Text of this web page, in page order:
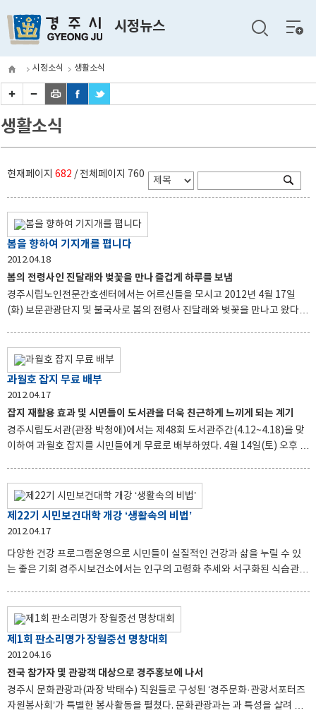
시정뉴스
전체
메뉴
시정소식 생활소식
생활소식
현재페이지 682 / 전체페이지 760
봄을 향하여 기지개를 폅니다
2012.04.18
봄의 전령사인 진달래와 벚꽃을 만나 즐겁게 하루를 보냄
경주시립노인전문간호센터에서는 어르신들을 모시고 2012년 4월 17일
(화) 보문관광단지 및 불국사로 봄의 전령사 진달래와 벚꽃을 만나고 왔다.
가 되기 위하여 간호센터 직원과 평소에 봉사하시던 자원봉사자들과 함께
나들이를 다녀왔다. 모든 어르신들이 치매나 중풍 등으로 몸이 불편하시나
자원봉사자들과 직원들이 손발이 되여 한분 한분을 안전하게 모시도록 하였
마음의 문을 환하게 열어드렸다. 평소에 몸이 불편하여 나들이나 문화탐방
의 기회가 부족하여 늘 소외된 마음으로 생활하시다가 이번 자원봉
과월호 잡지 무료 배부
2012.04.17
잡지 재활용 효과 및 시민들이 도서관을 더욱 친근하게 느끼게 되는 계기
경주시립도서관(관장 박청애)에서는 제48회 도서관주간(4.12~4.18)을 맞
이하여 과월호 잡지를 시민들에게 무료로 배부하였다. 4월 14일(토) 오후 2
선착순으로 배부하였다. 무료로 배부된 잡지는 2010년도 발행된 잡지로 개
똥이네놀이터, 어린이과학동아, 생각쟁이, 월간 산, 자전거생활 등 다양한
분야로 99종 1,188권이다. 행사에 참여한 시민들은 어린이잡지와 외국어관
에서는 이번 행사가 잡지를 재활용하는 효과를 얻고, 자료나눔을 통해 시민
들이 도서관을 더욱 친근하게 느끼
제22기 시민보건대학 개강 ‘생활속의 비법’
2012.04.17
다양한 건강 프로그램운영으로 시민들이 실질적인 건강과 삶을 누릴 수 있
는 좋은 기회 경주시보건소에서는 인구의 고령화 추세와 서구화된 식습관의
졌다. 지난 2005년 개강한 이래 지역 주민의 높은 호응과 많은 참여를 얻고
있는데 건강관련전문교수를 초빙해 시민들에게 전문적인 보건교육을 통한
건강생활실천에 크게 기여하고 있다. 이 프로그램의 저명 강사진으로 동국
교수의『웰빙의 조건-스트레스관리』나득영 교수의『고혈압 치료』조윤
영 교수의『암 끝나지 않는 이야기』영남대학교 이근미교수
제1회 판소리명가 장월중선 명창대회
2012.04.16
전국 참가자 및 관광객 대상으로 경주홍보에 나서
경주시 문화관광과(과장 박태수) 직원들로 구성된 ‘경주문화·관광서포터즈
자원봉사회’가 특별한 봉사활동을 펼쳤다. 문화관광과는 과 특성을 살려 자